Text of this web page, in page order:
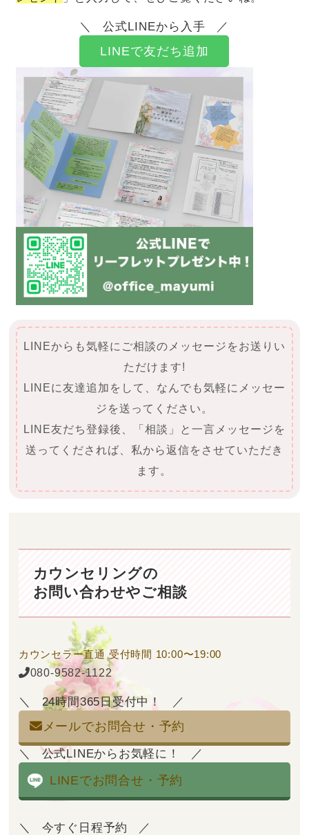
公式LINEから入手
LINEで友だち追加
LINEからも気軽にご相談のメッセージをお送りい
ただけます!
LINEに友達追加をして、なんでも気軽にメッセー
ジを送ってください。
LINE友だち登録後、「相談」と一言メッセージを
送ってくだされば、私から返信をさせていただき
ます。
カウンセリングの
お問い合わせやご相談
カウンセラー直通 受付時間 10:00〜19:00
080-9582-1122
24時間365日受付中！
メールでお問合せ・予約
公式LINEからお気軽に！
LINEでお問合せ・予約
今すぐ日程予約